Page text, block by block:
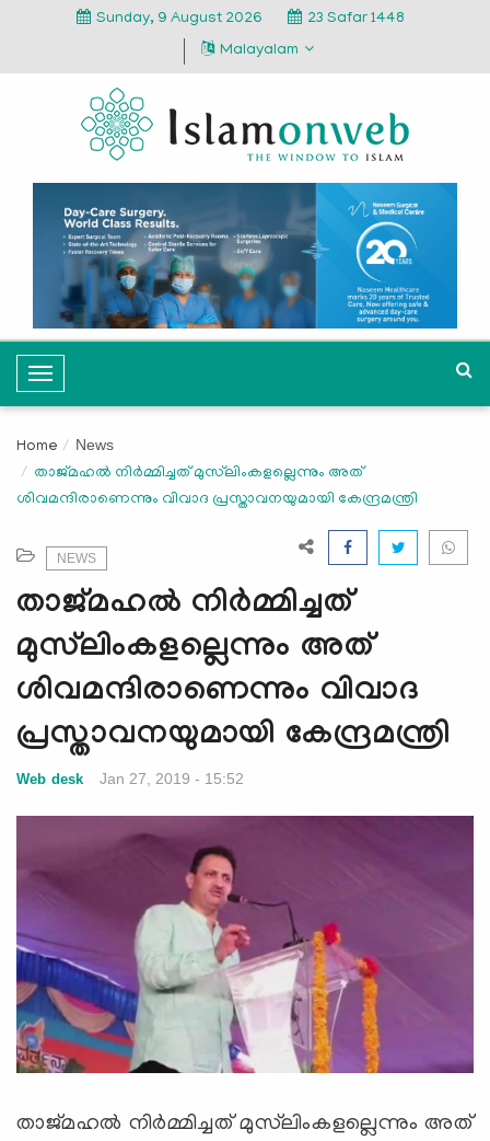
Sunday, 9 August 2026
23 Safar 1448
Malayalam
T
o
g
l
e
v
i
g
t
o
n
Home News
താജ്മഹല്‍ നിര്‍മ്മിച്ചത് മുസ്‌ലിംകളല്ലെന്നും അത്
ശിവമന്ദിരാണെന്നും വിവാദ പ്രസ്താവനയുമായി കേന്ദ്രമന്ത്രി
NEWS
താജ്മഹല്‍ നിര്‍മ്മിച്ചത്
മുസ്‌ലിംകളല്ലെന്നും അത്
ശിവമന്ദിരാണെന്നും വിവാദ
പ്രസ്താവനയുമായി കേന്ദ്രമന്ത്രി
Web desk Jan 27, 2019 - 15:52
താജ്മഹല്‍ നിര്‍മ്മിച്ചത് മുസ്‌ലിംകളല്ലെന്നും അത്